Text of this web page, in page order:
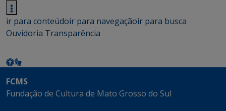
ir para conteúdoir para navegaçãoir para busca
Ouvidoria Transparência
FCMS
Fundação de Cultura de Mato Grosso do Sul